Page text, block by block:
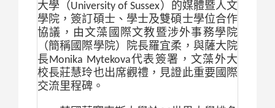
大學（University of Sussex）的媒體暨人文
學院，簽訂碩士、學士及雙碩士學位合作
協議，由文藻國際文教暨涉外事務學院
（簡稱國際學院）院長羅宜柔，與薩大院
長Monika Mytekova代表簽署，文藻外大
校長莊慧玲也出席觀禮，見證此重要國際
交流里程碑。